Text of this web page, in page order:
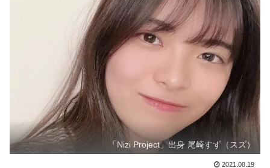
「Nizi Project」出身 尾崎すず（スズ）
2021.08.19